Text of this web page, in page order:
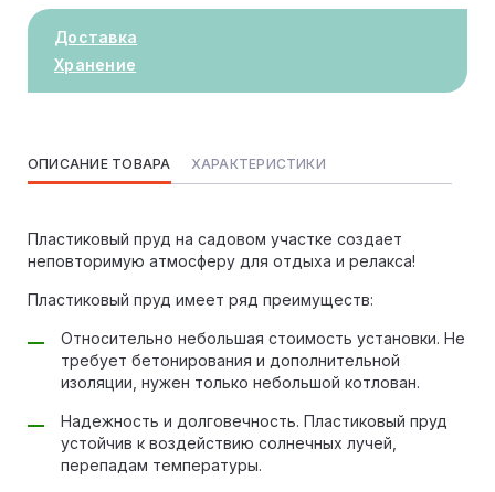
Доставка
Хранение
ОПИСАНИЕ ТОВАРА ХАРАКТЕРИСТИКИ
Пластиковый пруд на садовом участке создает
неповторимую атмосферу для отдыха и релакса!
Пластиковый пруд имеет ряд преимуществ:
Относительно небольшая стоимость установки. Не
требует бетонирования и дополнительной
изоляции, нужен только небольшой котлован.
Надежность и долговечность. Пластиковый пруд
устойчив к воздействию солнечных лучей,
перепадам температуры.